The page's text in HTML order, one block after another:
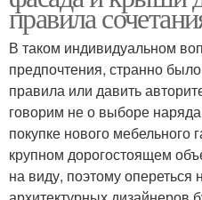
правила
В таком индивидуальном
предпочтения, странно
правила или давить
говорим не о выборе
покупке нового мебельного
крупном дорогостоящем
на виду, поэтому